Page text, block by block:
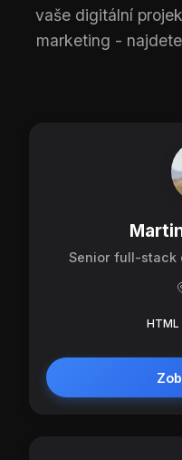
vaše digitální
marketing -
Senior full-stack
HTML